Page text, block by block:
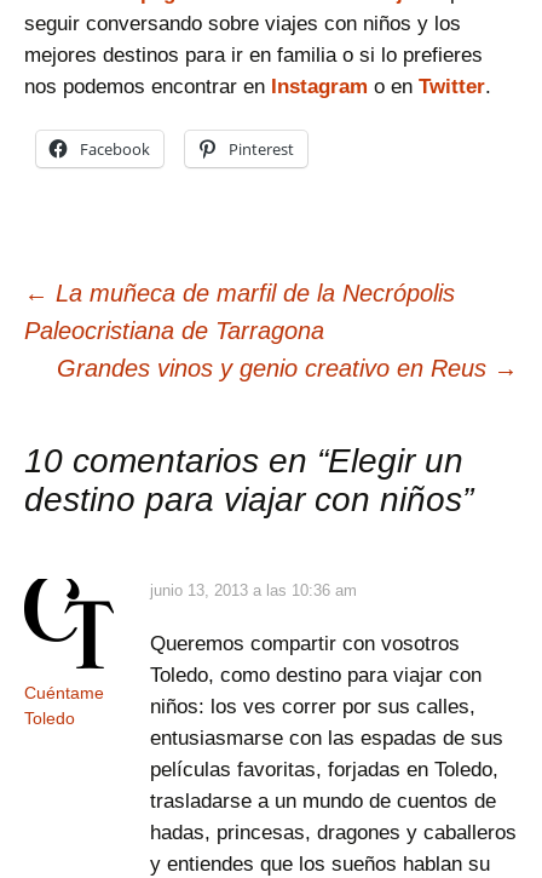
seguir conversando sobre viajes con niños y los
mejores destinos para ir en familia o si lo prefieres
nos podemos encontrar en Instagram o en Twitter.
Facebook Pinterest
Navegación
de
entradas
← La muñeca de marfil de la Necrópolis
Paleocristiana de Tarragona
Grandes vinos y genio creativo en Reus →
10 comentarios en “Elegir un
destino para viajar con niños”
Cuéntame
Toledo
junio 13, 2013 a las 10:36 am
Queremos compartir con vosotros
Toledo, como destino para viajar con
niños: los ves correr por sus calles,
entusiasmarse con las espadas de sus
películas favoritas, forjadas en Toledo,
trasladarse a un mundo de cuentos de
hadas, princesas, dragones y caballeros
y entiendes que los sueños hablan su